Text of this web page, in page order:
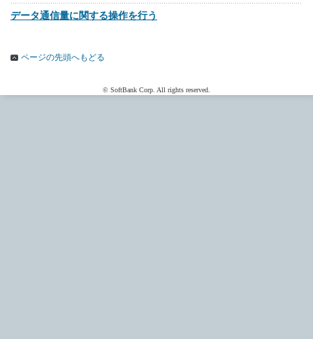
データ通信量に関する操作を行う
ページの先頭へもどる
© SoftBank Corp. All rights reserved.